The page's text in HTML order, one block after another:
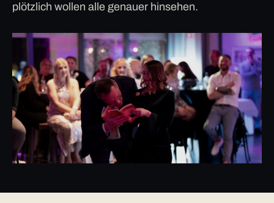
plötzlich wollen alle genauer hinsehen.